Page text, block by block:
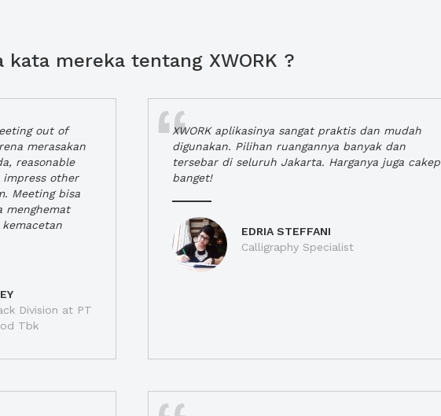
kata mereka tentang XWORK ?
out of
merasakan
reasonable
other
Meeting bisa
menghemat
Division at PT
Tbk
XWORK aplikasinya sangat praktis dan mudah
digunakan. Pilihan ruangannya banyak dan
tersebar di seluruh Jakarta. Harganya juga cakep
banget!
EDRIA STEFFANI
Calligraphy Specialist